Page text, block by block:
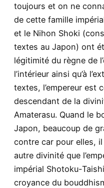
toujours et on ne
de cette famille
et le Nihon Shoki
textes au Japon) ont
légitimité du règne de
l’intérieur ainsi qu’à
textes, l’empereur est
descendant de la
Amaterasu. Quand le
Japon, beaucoup de
contre car pour elles, il
autre divinité que
impérial Shotoku-
croyance du